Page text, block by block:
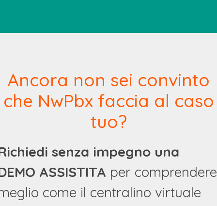
Ancora non sei convinto
che NwPbx faccia al caso
tuo?
senza impegno una
ASSISTITA per comprendere
come il centralino virtuale